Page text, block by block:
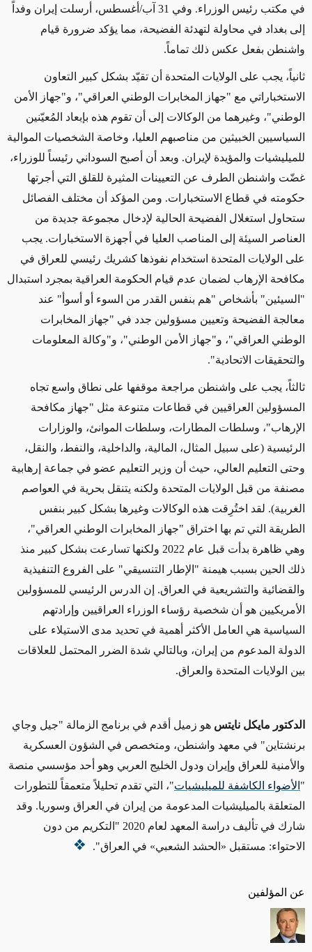
عن المؤلفين
في مكتب رئيس الوزراء. وفي 31 آب/أغسطس، أرسلت إيران وفداً
إلى بغداد في محاولة لتهدئة الفضيحة، مما يؤكد ضرورة قيام
واشنطن بفعل عكس ذلك تماماً.
ثانياً، يجب على الولايات المتحدة أن تقيّد بشكل كبير التعاون
الاستخباراتي مع "جهاز المخابرات الوطني العراقي"، و"جهاز الأمن
الوطني"، وغيرهما من الوكالات إلى أن تقوم هذه بإبعاد المُعيّنين
السياسيين الخبيثين من مناصبهم العليا، وخاصة الشخصيات الموالية
للميليشيات والمؤيدة لإيران. وبعد أن أصبح السوداني رئيساً للوزراء،
غضّت واشنطن الطرف عن التعيينات المثيرة للقلق التي أجرتها
حكومته في قطاع الاستخبارات. ومن المؤكد أن مختلف الفصائل
ستحاول استغلال الفضيحة الحالية لإدخال مجموعة جديدة من
العناصر السيئة إلى المناصب العليا في أجهزة الاستخبارات. يجب
على الولايات المتحدة استخدام نفوذها كشريك رئيسي للعراق في
مكافحة الإرهاب لضمان عدم قيام الحكومة العراقية بمجرد استبدال
"السيئين" بأشخاص "هم بنفس القدر من السوء أو أسوأ" عند
معالجة الفضيحة وتعيين مسؤولين جدد في "جهاز المخابرات
الوطني العراقي"، و"جهاز الأمن الوطني"، و"وكالة المعلومات
والتحقيقات الاتحادية".
ثالثاً، يجب على واشنطن مراجعة موقفها على نطاق واسع تجاه
المسؤولين العراقيين في قطاعات متنوعة مثل "جهاز مكافحة
الإرهاب"، وسلطات المطارات، وسلطات الموانئ، والوزارات
الرئيسية (على سبيل المثال، المالية، والداخلية، والنفط، والنقل،
وحتى التعليم العالي، حيث أن وزير التعليم عضو في جماعة إرهابية
مصنفة من قبل الولايات المتحدة ولكنه يتنقل بحرية في العواصم
الغربية). لقد اختُرِقت هذه الوكالات وغيرها بشكل كبير بنفس
الطريقة التي تم بها اختراق "جهاز المخابرات الوطني العراقي"،
وهي ظاهرة بدأت قبل عام 2022 ولكنها تسارعت بشكل كبير منذ
ذلك الحين بسبب هيمنة "الإطار التنسيقي" على الفروع التنفيذية
والقضائية والتشريعية في العراق. إن الدرس الرئيسي للمسؤولين
الأمريكيين هو أن شخصية رؤساء الوزراء العراقيين وإرادتهم
السياسية هي العامل الأكثر أهمية في تحديد مدى الاستيلاء على
الدولة المدعوم من إيران، وبالتالي شدة الضرر المحتمل للعلاقات
بين الولايات المتحدة والعراق.
الدكتور مايكل نايتس هو زميل أقدم في برنامج الزمالة "جيل وجاي
برنشتاين" في معهد واشنطن، ومتخصص في الشؤون العسكرية
والأمنية للعراق وإيران ودول الخليج العربي وهو أحد مؤسسي منصة
" الأضواء الكاشفة للميليشيات"، التي تقدم تحليلاً متعمقاً للتطورات
المتعلقة بالميليشيات المدعومة من إيران في العراق وسوريا. وقد
شارك في تأليف دراسة المعهد لعام 2020 "التكريم من دون
الاحتواء: مستقبل «الحشد الشعبي» في العراق".